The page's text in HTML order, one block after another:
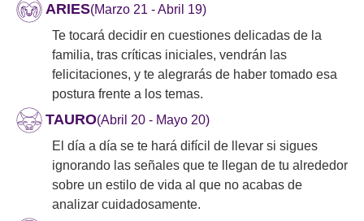
ARIES(Marzo 21 - Abril 19)
Te tocará decidir en cuestiones delicadas de la
familia, tras críticas iniciales, vendrán las
felicitaciones, y te alegrarás de haber tomado esa
postura frente a los temas.
TAURO(Abril 20 - Mayo 20)
El día a día se te hará difícil de llevar si sigues
ignorando las señales que te llegan de tu alrededor
sobre un estilo de vida al que no acabas de
analizar cuidadosamente.